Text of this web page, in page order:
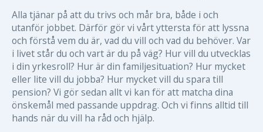
Alla tjänar på att du trivs och mår bra, både i och
utanför jobbet. Därför gör vi vårt yttersta för att lyssna
och förstå vem du är, vad du vill och vad du behöver. Var
i livet står du och vart är du på väg? Hur vill du utvecklas
i din yrkesroll? Hur är din familjesituation? Hur mycket
eller lite vill du jobba? Hur mycket vill du spara till
pension? Vi gör sedan allt vi kan för att matcha dina
önskemål med passande uppdrag. Och vi finns alltid till
hands när du vill ha råd och hjälp.